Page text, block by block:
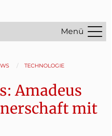
Menü
TECHNOLOGIE
Amadeus
mit